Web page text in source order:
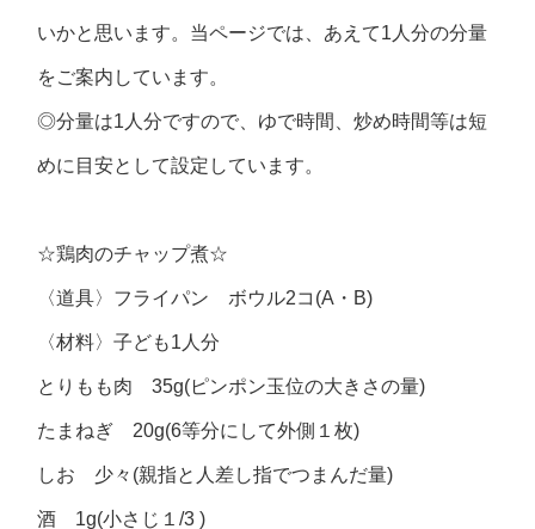
いかと思います。当ページでは、あえて1人分の分量
をご案内しています。
◎分量は1人分ですので、ゆで時間、炒め時間等は短
めに目安として設定しています。
☆鶏肉のチャップ煮☆
〈道具〉フライパン ボウル2コ(A・B)
〈材料〉子ども1人分
とりもも肉 35g(ピンポン玉位の大きさの量)
たまねぎ 20g(6等分にして外側１枚)
しお 少々(親指と人差し指でつまんだ量)
酒 1g(小さじ１/3 )